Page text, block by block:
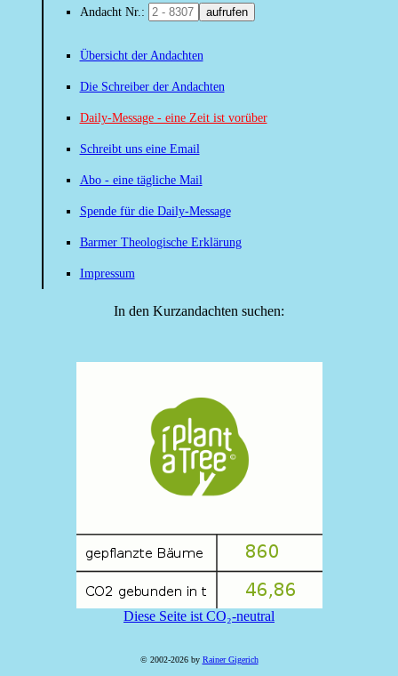
Andacht Nr.: aufrufen
Übersicht der Andachten
Die Schreiber der Andachten
Daily-Message - eine Zeit ist vorüber
Schreibt uns eine Email
Abo - eine tägliche Mail
Spende für die Daily-Message
Barmer Theologische Erklärung
Impressum
In den Kurzandachten suchen:
Diese Seite ist CO₂-neutral
© 2002-2026 by Rainer Gigerich